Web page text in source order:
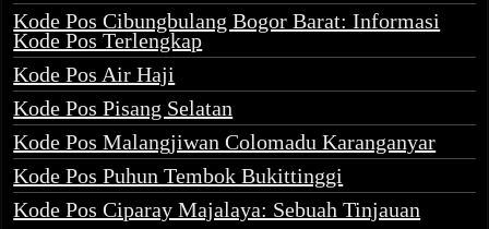
Kode Pos Cibungbulang Bogor Barat: Informasi
Kode Pos Terlengkap
Kode Pos Air Haji
Kode Pos Pisang Selatan
Kode Pos Malangjiwan Colomadu Karanganyar
Kode Pos Puhun Tembok Bukittinggi
Kode Pos Ciparay Majalaya: Sebuah Tinjauan